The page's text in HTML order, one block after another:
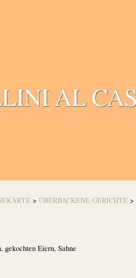
AL
> ÜBERBACKENE GERICHTE >
gekochten Eiern, Sahne